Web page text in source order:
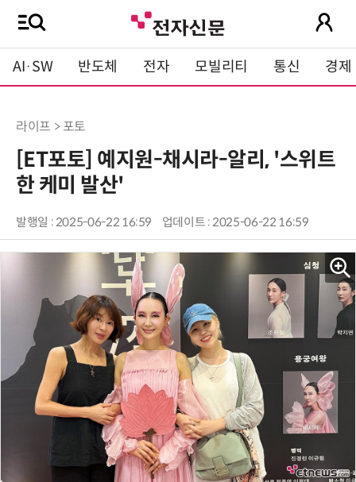
AI·SW 반도체 전자 모빌리티 통신 경제
라이프 > 포토
[ET포토] 예지원-채시라-알리, '스위트
한 케미 발산'
발행일 : 2025-06-22 16:59 업데이트 : 2025-06-22 16:59